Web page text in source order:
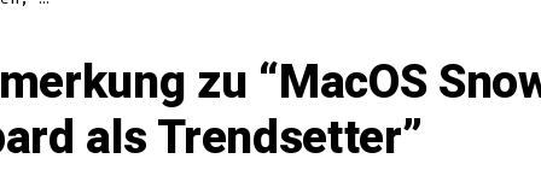
zu “MacOS
als Trendsetter”